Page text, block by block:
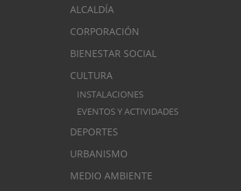
ALCALDÍA
CORPORACIÓN
BIENESTAR SOCIAL
CULTURA
INSTALACIONES
EVENTOS Y ACTIVIDADES
DEPORTES
URBANISMO
MEDIO AMBIENTE